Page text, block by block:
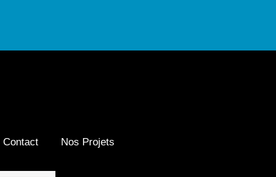
Contact Nos Projets